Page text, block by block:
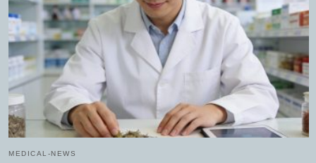
MEDICAL-NEWS